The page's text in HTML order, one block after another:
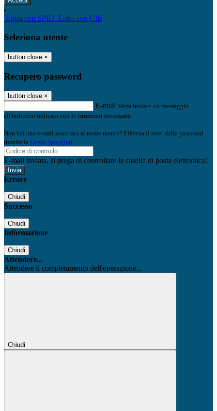
-
Entra con SPID Entra con CIE
Seleziona utente
button close ×
Recupero password
button close ×
E-mail Verrà inviato un messaggio
all'indirizzo indicato con le istruzioni necessarie.
Non hai una e-mail associata al nome utente? Effettua il reset della password
tramite la Login Spaggiari
E-mail inviata, si prega di controllare la casella di posta elettronica!
Errore
Chiudi
Successo
Chiudi
Informazione
Chiudi
Attendere...
Attendere il completamento dell'operazione...
Chiudi